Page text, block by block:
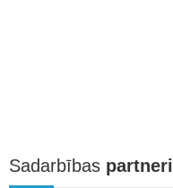
Sadarbības partneri